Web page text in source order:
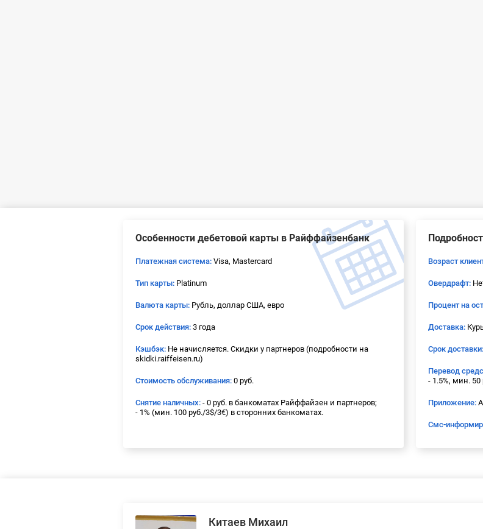
Особенности дебетовой карты в Райффайзенбанк
Платежная система: Visa, Mastercard
Тип карты: Platinum
Валюта карты: Рубль, доллар США, евро
Срок действия: 3 года
Кэшбэк: Не начисляется. Скидки у партнеров (подробности на
skidki.raiffeisen.ru)
Стоимость обслуживания: 0 руб.
Снятие наличных: - 0 руб. в банкоматах Райффайзен и партнеров;
- 1% (мин. 100 руб./3$/3€) в сторонних банкоматах.
Возраст
Овердрафт:
Процент на
Доставка:
Срок доставки:
Перевод
- 1.5%, мин. 50
Приложение:
Смс-
Китаев Михаил